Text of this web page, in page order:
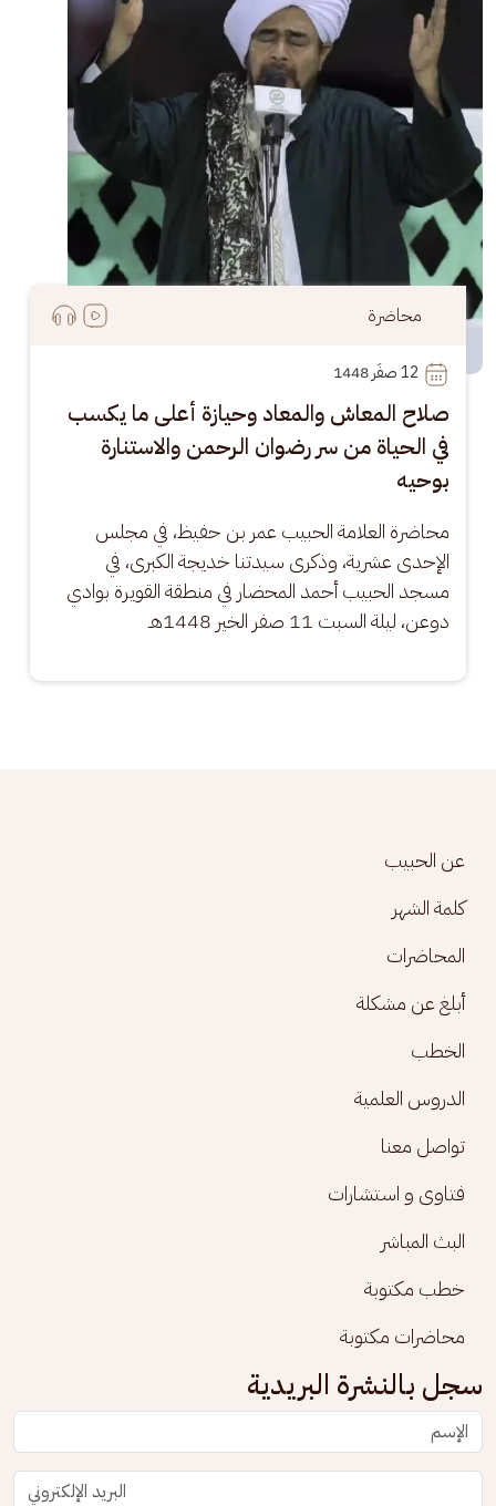
محاضرة
12 صفَر 1448
صلاح المعاش والمعاد وحيازة أعلى ما يكسب
في الحياة من سر رضوان الرحمن والاستنارة
بوحيه
محاضرة العلامة الحبيب عمر بن حفيظ، في مجلس
الإحدى عشرية، وذكرى سيدتنا خديجة الكبرى، في
مسجد الحبيب أحمد المحضار في منطقة القويرة بوادي
دوعن، ليلة السبت 11 صفر الخير 1448هـ
Footer menu
عن الحبيب
كلمة الشهر
المحاضرات
أبلغ عن مشكلة
الخطب
الدروس العلمية
تواصل معنا
فتاوى و استشارات
البث المباشر
خطب مكتوبة
محاضرات مكتوبة
سجل بالنشرة البريدية